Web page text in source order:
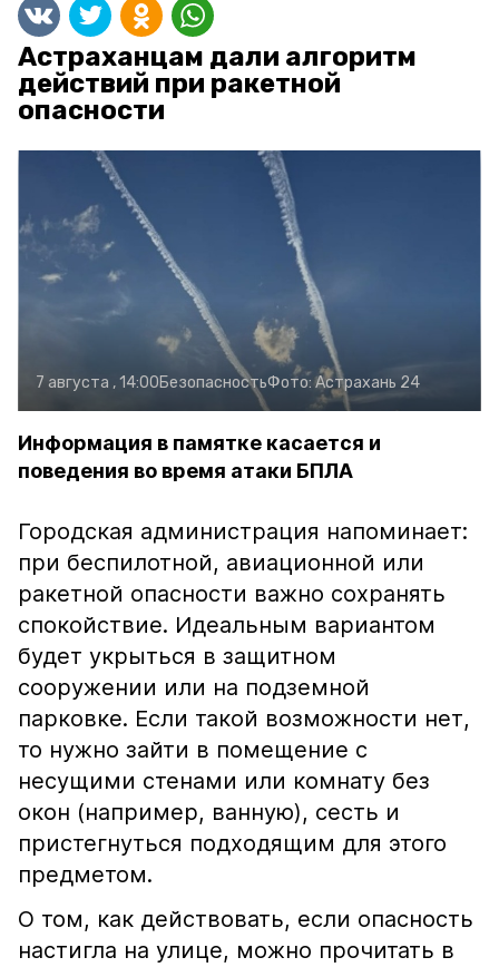
Астраханцам дали алгоритм
действий при ракетной
опасности
7 августа , 14:00БезопасностьФото: Астрахань 24
Информация в памятке касается и
поведения во время атаки БПЛА
Городская администрация напоминает:
при беспилотной, авиационной или
ракетной опасности важно сохранять
спокойствие. Идеальным вариантом
будет укрыться в защитном
сооружении или на подземной
парковке. Если такой возможности нет,
то нужно зайти в помещение с
несущими стенами или комнату без
окон (например, ванную), сесть и
пристегнуться подходящим для этого
предметом.
О том, как действовать, если опасность
настигла на улице, можно прочитать в